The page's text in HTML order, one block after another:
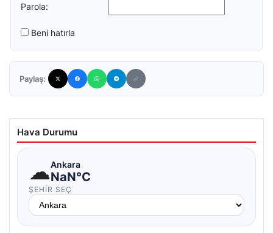
Parola:
Beni hatırla
Paylaş:
Hava Durumu
☁Ankara
NaN°C
ŞEHIR SEÇ